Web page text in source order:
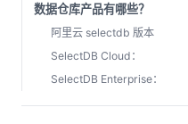
数据仓库产品有哪些？
阿里云 selectdb 版本
SelectDB Cloud：
SelectDB Enterprise：